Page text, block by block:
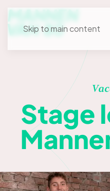
Skip to main content
Stage